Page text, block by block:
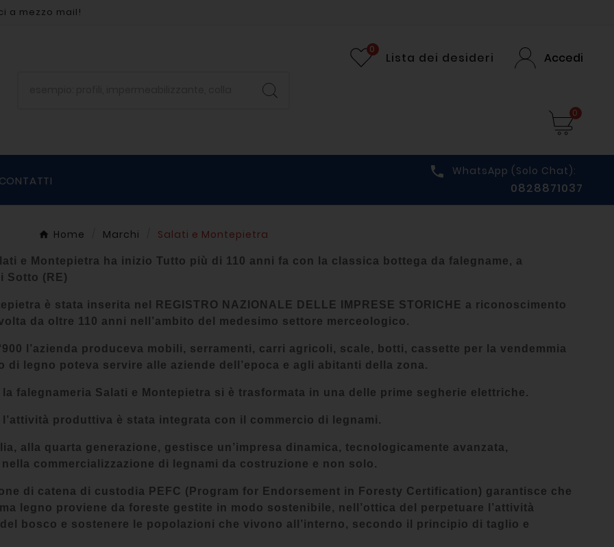
a mezzo mail!
Lista dei desideri
0
Accedi
0
CONTATTI
 WhatsApp (solo Chat):
0828871037
Home Marchi Salati e Montepietra
e Montepietra ha inizio Tutto più di 110 anni fa con la classica bottega da falegname, a
Sotto (RE)
è stata inserita nel REGISTRO NAZIONALE DELLE IMPRESE STORICHE a riconoscimento
da oltre 110 anni nell’ambito del medesimo settore merceologico.
l’azienda produceva mobili, serramenti, carri agricoli, scale, botti, cassette per la vendemmia
di legno poteva servire alle aziende dell’epoca e agli abitanti della zona.
la falegnameria Salati e Montepietra si è trasformata in una delle prime segherie elettriche.
l’attività produttiva è stata integrata con il commercio di legnami.
alla quarta generazione, gestisce un’impresa dinamica, tecnologicamente avanzata,
commercializzazione di legnami da costruzione e non solo.
di catena di custodia PEFC (Program for Endorsement in Foresty Certification) garantisce che
legno proviene da foreste gestite in modo sostenibile, nell’ottica del perpetuare l’attività
bosco e sostenere le popolazioni che vivono all’interno, secondo il principio di taglio e